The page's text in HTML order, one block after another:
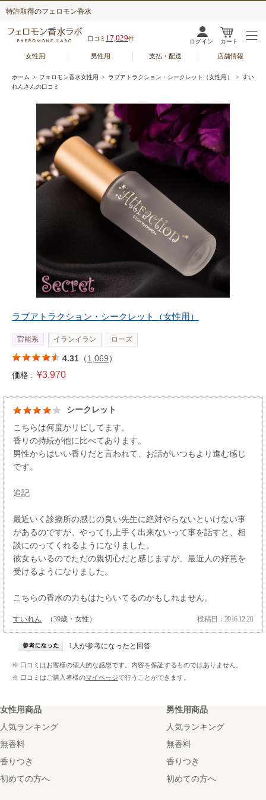
特許取得のフェロモン香水
口コミ 17,029件 ログイン カート
女性用 男性用 支払・配送 店舗情報
ホーム > フェロモン香水女性用 > ラブアトラクション・シークレット（女性用）
> すい
れんさんの口コミ
ラブアトラクション・シークレット（女性用）
官能系 イランイラン ローズ
4.31 （1,069）
価格 : ¥3,970
シークレット
こちらは何度かリピしてます。
香りの持続が他に比べてあります。
男性からはいい香りだと言われて、お話がいつもより進む感じ
です。
追記
最近いく診療所の感じの良い先生に絶対やらないといけない事
があるのですが、やっても上手く出来ないって事を話すと、相
談にのってくれるようになりました。
彼女もいるのでただの親切心だと感じますが、最近人の好意を
受けるようになりました。
こちらの香水の力もはたらいてるのかもしれません。
すいれん （39歳・女性） 投稿日：2016.12.20
1人が参考になったと回答
※ 口コミはお客様の個人的な感想です。内容を保証するものではありません。
※ 口コミはご購入者様のマイページで行うことができます。
女性用商品
人気ランキング
無香料
香りつき
初めての方へ
男性用商品
人気ランキング
無香料
香りつき
初めての方へ